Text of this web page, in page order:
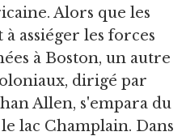
Alors que les
assiéger les forces
à Boston, un autre
dirigé par
Allen, s'empara du
lac Champlain. Dans